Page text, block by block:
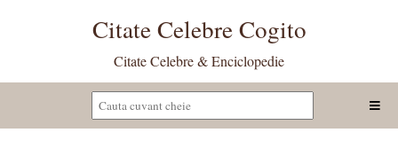
Citate Celebre Cogito
Citate Celebre & Enciclopedie